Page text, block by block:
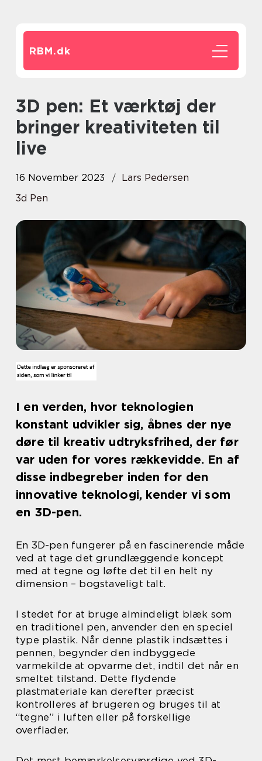
RBM.dk
3D pen: Et værktøj der
bringer kreativiteten til
live
16 November 2023
Lars Pedersen
3d Pen
I en verden, hvor teknologien
konstant udvikler sig, åbnes der nye
døre til kreativ udtryksfrihed, der før
var uden for vores rækkevidde. En af
disse indbegreber inden for den
innovative teknologi, kender vi som
en 3D-pen.
En 3D-pen fungerer på en fascinerende måde
ved at tage det grundlæggende koncept
med at tegne og løfte det til en helt ny
dimension – bogstaveligt talt.
I stedet for at bruge almindeligt blæk som
en traditionel pen, anvender den en speciel
type plastik. Når denne plastik indsættes i
pennen, begynder den indbyggede
varmekilde at opvarme det, indtil det når en
smeltet tilstand. Dette flydende
plastmateriale kan derefter præcist
kontrolleres af brugeren og bruges til at
“tegne” i luften eller på forskellige
overflader.